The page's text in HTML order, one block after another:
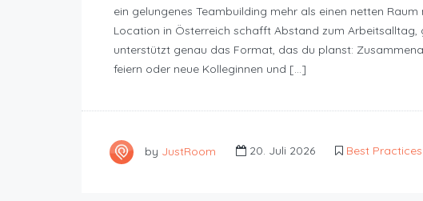
ein gelungenes Teambuilding mehr als einen netten
Location in Österreich schafft Abstand zum Arbeitsalltag,
unterstützt genau das Format, das du planst:
feiern oder neue Kolleginnen und […]
by JustRoom 20. Juli 2026 Best Practices